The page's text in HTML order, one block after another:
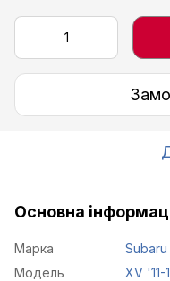
Основна
Марка
Subaru
Модель
XV '11-